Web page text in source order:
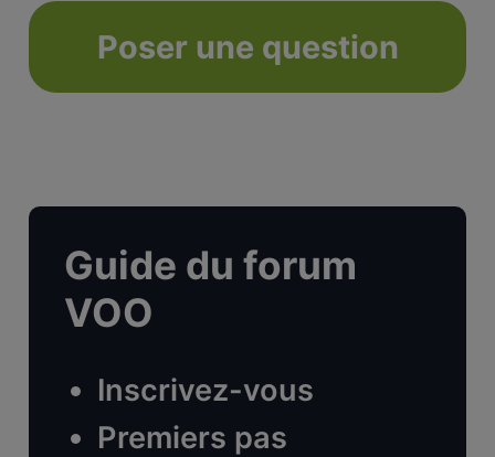
Poser une question
Guide du forum
VOO
Inscrivez-vous
Premiers pas